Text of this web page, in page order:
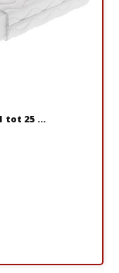
tot 25 ...